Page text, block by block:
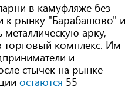
в камуфляже без
к рынку "Барабашово" и
металлическую арку,
торговый комплекс. Им
и
стычек на рынке
остаются 55